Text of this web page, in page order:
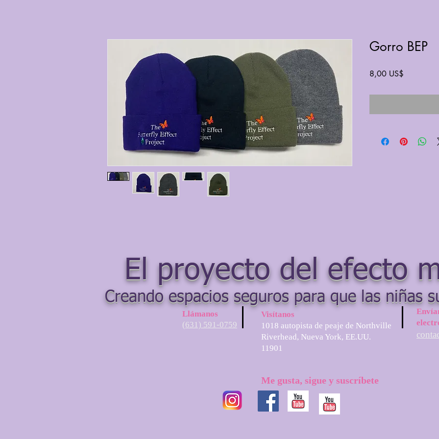
Gorro BEP
8,00 US$
El proyecto del efecto
Creando espacios seguros para que las niñas
Llámanos
(631) 591-0759
Visítanos
1018 autopista de peaje de Northville
Riverhead, Nueva York, EE.UU.
11901
Me gusta, sigue y suscríbete